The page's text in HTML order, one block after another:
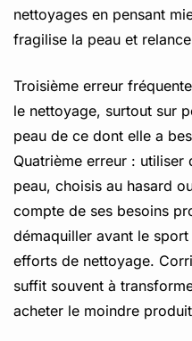
nettoyages en pensant
fragilise la peau et
Troisième erreur
le nettoyage, surtout sur
peau de ce dont elle a
Quatrième erreur : utiliser
peau, choisis au hasard
compte de ses besoins
démaquiller avant le
efforts de nettoyage.
suffit souvent à
acheter le moindre